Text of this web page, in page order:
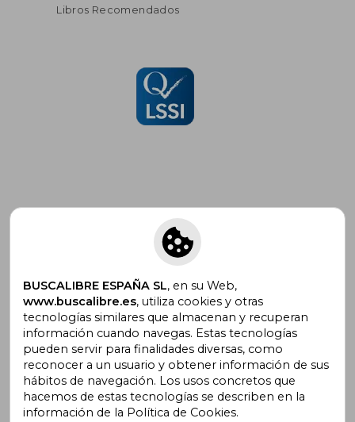
Libros Recomendados
Suscríbete para recibir ofertas y
promociones
¿Necesitas ayuda?
Ir a Centro de Soporte
BUSCALIBRE ESPAÑA SL, en su Web,
www.buscalibre.es, utiliza cookies y otras
tecnologías similares que almacenan y recuperan
información cuando navegas. Estas tecnologías
pueden servir para finalidades diversas, como
reconocer a un usuario y obtener información de sus
hábitos de navegación. Los usos concretos que
hacemos de estas tecnologías se describen en la
información de la Política de Cookies.